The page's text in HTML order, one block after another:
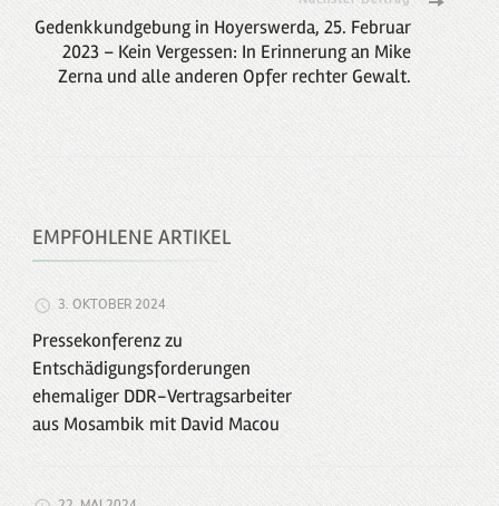
Gedenkkundgebung in Hoyerswerda, 25. Februar
2023 – Kein Vergessen: In Erinnerung an Mike
Zerna und alle anderen Opfer rechter Gewalt.
EMPFOHLENE ARTIKEL
3. OKTOBER 2024
Pressekonferenz zu
Entschädigungsforderungen
ehemaliger DDR-Vertragsarbeiter
aus Mosambik mit David Macou